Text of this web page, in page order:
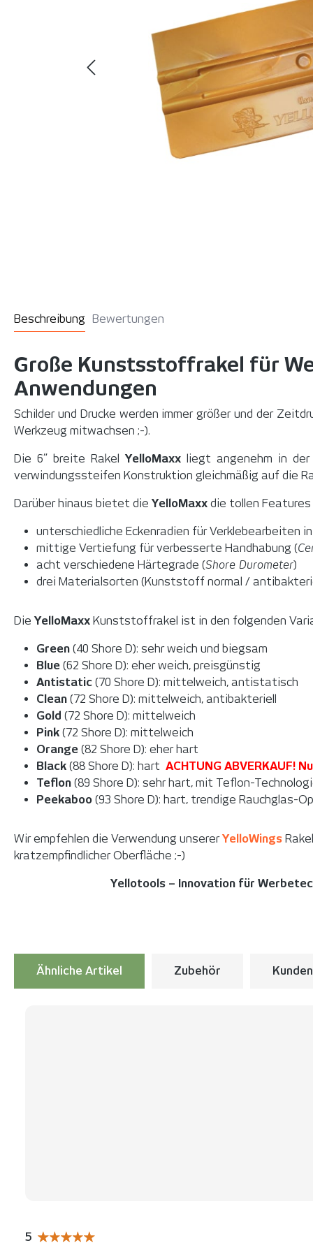
Beschreibung Bewertungen
Große Kunstsstoffrakel für
Anwendungen
Schilder und Drucke werden immer größer und der
Werkzeug mitwachsen ;-).
Die 6“ breite RakelYelloMaxx liegt angenehm in
verwindungssteifen Konstruktion gleichmäßig auf die
Darüber hinaus bietet die YelloMaxx die tollen Features
unterschiedliche Eckenradien für Verklebearbeiten
mittige Vertiefung für verbesserte Handhabung (
acht verschiedene Härtegrade (Shore Durometer)
drei Materialsorten (Kunststoff normal /
Die YelloMaxx Kunststoffrakel ist in den folgenden
Green (40 Shore D): sehr weich und biegsam
Blue (62 Shore D): eher weich, preisgünstig
Antistatic (70 Shore D): mittelweich, antistatisch
Clean (72 Shore D): mittelweich, antibakteriell
Gold (72 Shore D): mittelweich
Pink (72 Shore D): mittelweich
Orange (82 Shore D): eher hart
Black (88 Shore D): hart ACHTUNG ABVERKAUF!
Teflon (89 Shore D): sehr hart, mit Teflon-
Peekaboo (93 Shore D): hart, trendige Rauchglas-
Wir empfehlen die Verwendung unsererYelloWings
kratzempfindlicher Oberfläche ;-)
Yellotools – Innovation für
Ähnliche Artikel Zubehör
5
Durchschnittliche Bewertung von 5 von 5 Sternen